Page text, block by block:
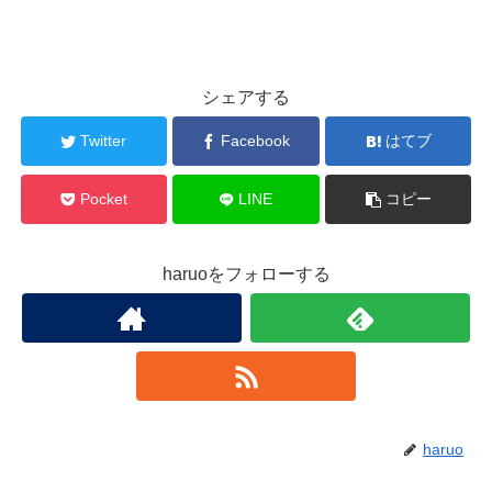
シェアする
Twitter Facebook はてブ
Pocket LINE コピー
haruoをフォローする
haruo